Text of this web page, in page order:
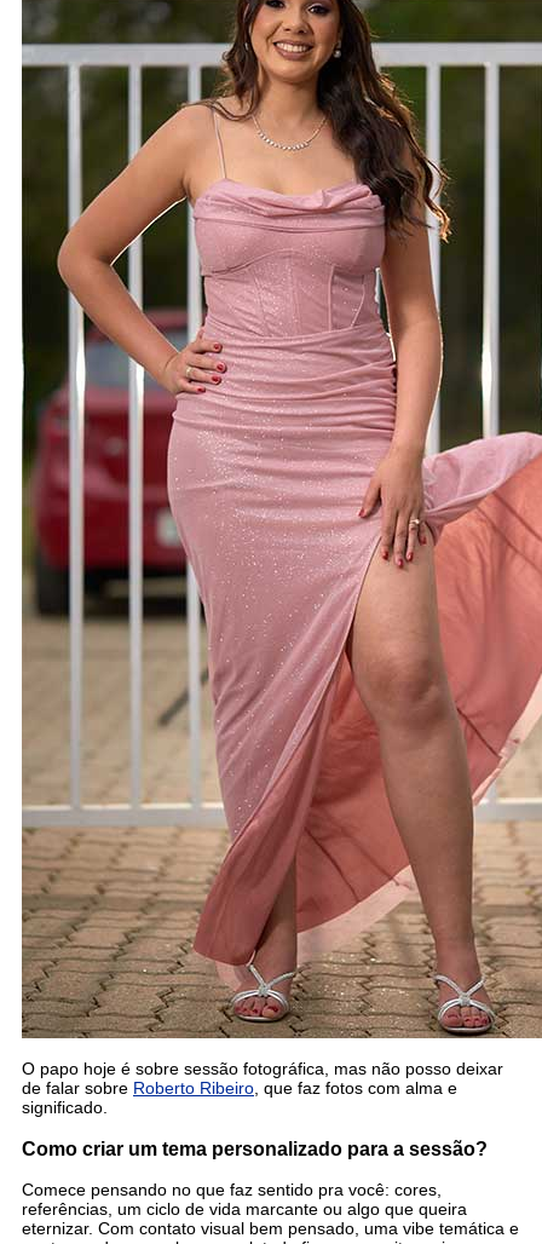
O papo hoje é sobre sessão fotográfica, mas não posso deixar
de falar sobre Roberto Ribeiro, que faz fotos com alma e
significado.
Como criar um tema personalizado para a sessão?
Comece pensando no que faz sentido pra você: cores,
referências, um ciclo de vida marcante ou algo que queira
eternizar. Com contato visual bem pensado, uma vibe temática e